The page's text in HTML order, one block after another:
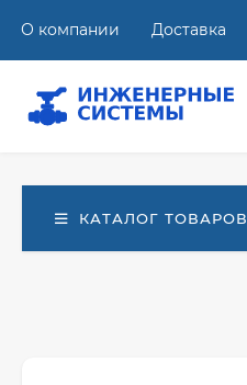
О компании Доставка
КАТАЛОГ ТОВАРОВ